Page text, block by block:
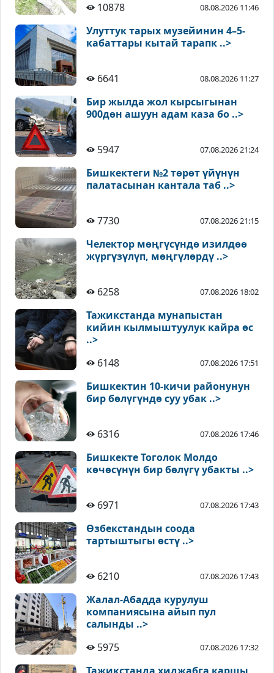
10878 08.08.2026 11:46
Улуттук тарых музейинин 4–5-
кабаттары кытай тарапк ..>
6641 08.08.2026 11:27
Бир жылда жол кырсыгынан
900дөн ашуун адам каза бо ..>
5947 07.08.2026 21:24
Бишкектеги №2 төрөт үйүнүн
палатасынан кантала таб ..>
7730 07.08.2026 21:15
Челектор мөңгүсүндө изилдөө
жүргүзүлүп, мөңгүлөрдү ..>
6258 07.08.2026 18:02
Тажикстанда мунапыстан
кийин кылмыштуулук кайра өс
..>
6148
07.08.2026 17:51
Бишкектин 10-кичи районунун
бир бөлүгүндө суу убак ..>
6316 07.08.2026 17:46
Бишкекте Тоголок Молдо
көчөсүнүн бир бөлүгү убакты ..>
6971 07.08.2026 17:43
Өзбекстандын соода
тартыштыгы өстү ..>
6210 07.08.2026 17:43
Жалал-Абадда курулуш
компаниясына айып пул
салынды ..>
5975
07.08.2026 17:32